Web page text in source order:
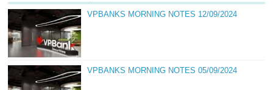
VPBANKS MORNING NOTES 12/09/2024
VPBANKS MORNING NOTES 05/09/2024